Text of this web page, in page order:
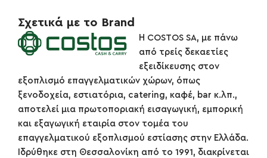
Σχετικά με το Brand
Η COSTOS SA, με πάνω
από τρείς δεκαετίες
εξειδίκευσης στον
εξοπλισμό επαγγελματικών χώρων, όπως
ξενοδοχεία, εστιατόρια, catering, καφέ, bar κ.λπ.,
αποτελεί μια πρωτοποριακή εισαγωγική, εμπορική
και εξαγωγική εταιρία στον τομέα του
επαγγελματικού εξοπλισμού εστίασης στην Ελλάδα.
Ιδρύθηκε στη Θεσσαλονίκη από το 1991, διακρίνεται